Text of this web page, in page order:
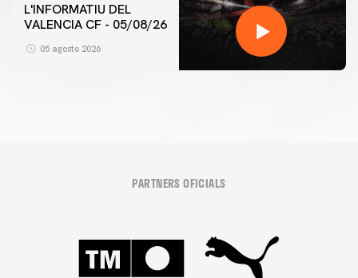
L'INFORMATIU DEL
VALENCIA CF - 05/08/26
05 agosto 2026
PARTNERS OFICIALS